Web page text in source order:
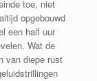
toe, niet
opgebouwd
een half uur
Wat de
van diepe rust